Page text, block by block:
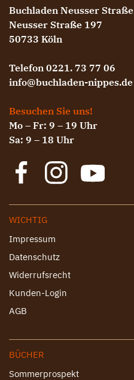
Buchladen Neusser Straße
Neusser Straße 197
50733 Köln
Telefon 0221. 73 77 06
info@buchladen-nippes.de
Besuchen Sie uns!
Mo – Fr: 9 – 19 Uhr
Sa: 9 – 18 Uhr
WICHTIG
Impressum
Datenschutz
Widerrufsrecht
Kunden-Login
AGB
BÜCHER
Sommerprospekt